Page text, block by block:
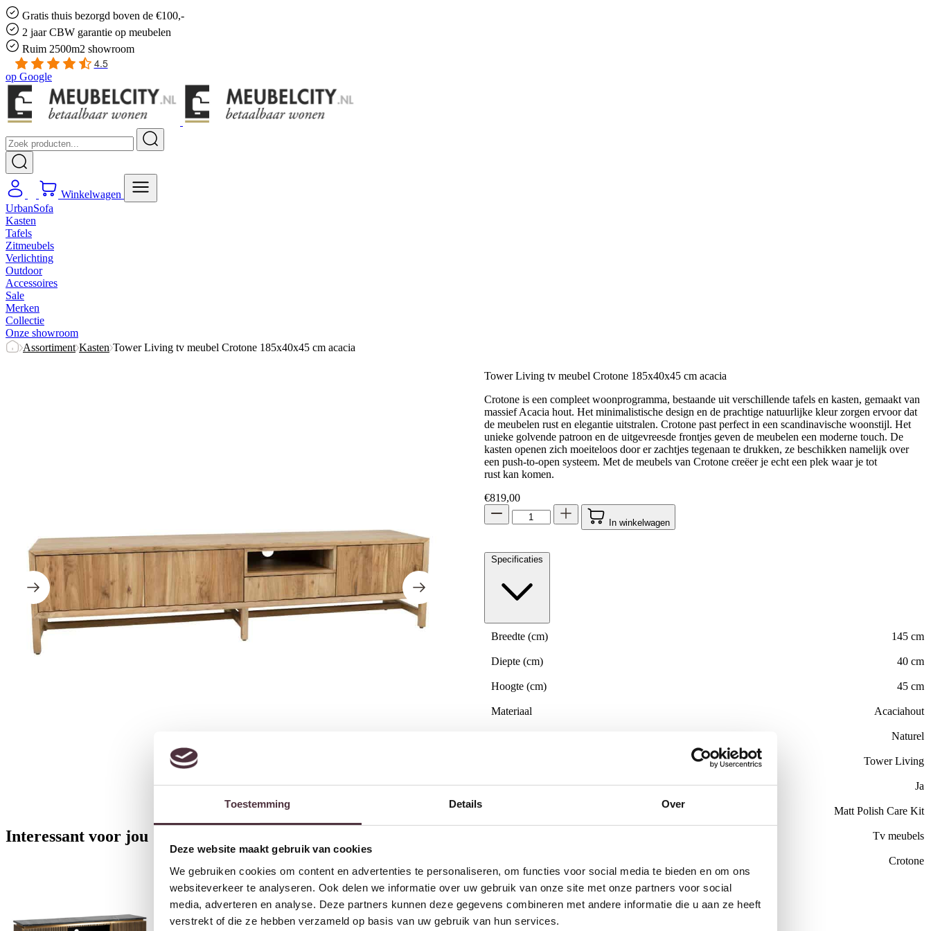
Toestemming Details Over
Deze website maakt gebruik van cookies
We gebruiken cookies om content en advertenties te personaliseren, om functies voor social media te bieden en om ons
websiteverkeer te analyseren. Ook delen we informatie over uw gebruik van onze site met onze partners voor social
media, adverteren en analyse. Deze partners kunnen deze gegevens combineren met andere informatie die u aan ze heeft
verstrekt of die ze hebben verzameld op basis van uw gebruik van hun services.
Gratis thuis bezorgd boven de €100,-
2 jaar CBW garantie op meubelen
Ruim 2500m2 showroom
4.5
op Google
Winkelwagen
UrbanSofa
Kasten
Tafels
Zitmeubels
Verlichting
Outdoor
Accessoires
Sale
Merken
Collectie
Onze showroom
Assortiment Kasten Tower Living tv meubel Crotone 185x40x45 cm acacia
Tower Living tv meubel Crotone 185x40x45 cm acacia
Crotone is een compleet woonprogramma, bestaande uit verschillende tafels en kasten, gemaakt van
massief Acacia hout. Het minimalistische design en de prachtige natuurlijke kleur zorgen ervoor dat
de meubelen rust en elegantie uitstralen. Crotone past perfect in een scandinavische woonstijl. Het
unieke golvende patroon en de uitgevreesde frontjes geven de meubelen een moderne touch. De
kasten openen zich moeiteloos door er zachtjes tegenaan te drukken, ze beschikken namelijk over
een push-to-open systeem. Met de meubels van Crotone creëer je echt een plek waar je tot
rust kan komen.
€819,00
In winkelwagen
Specificaties
Breedte (cm) 145 cm
Diepte (cm) 40 cm
Hoogte (cm) 45 cm
Materiaal Acaciahout
Naturel
Tower Living
Gemonteerd geleverd Ja
Matt Polish Care Kit
Tv meubels
Crotone
Gratisthuis bezorgd boven de €100,-
2 jaar CBW
Interessant voor jou
Aanbieding!